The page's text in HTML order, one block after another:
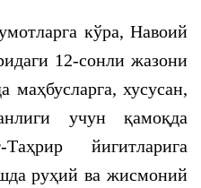
кўра, Навоий
12-сонли жазони
маҳбусларга, хусусан,
учун қамоқда
йигитларига
руҳий ва жисмоний